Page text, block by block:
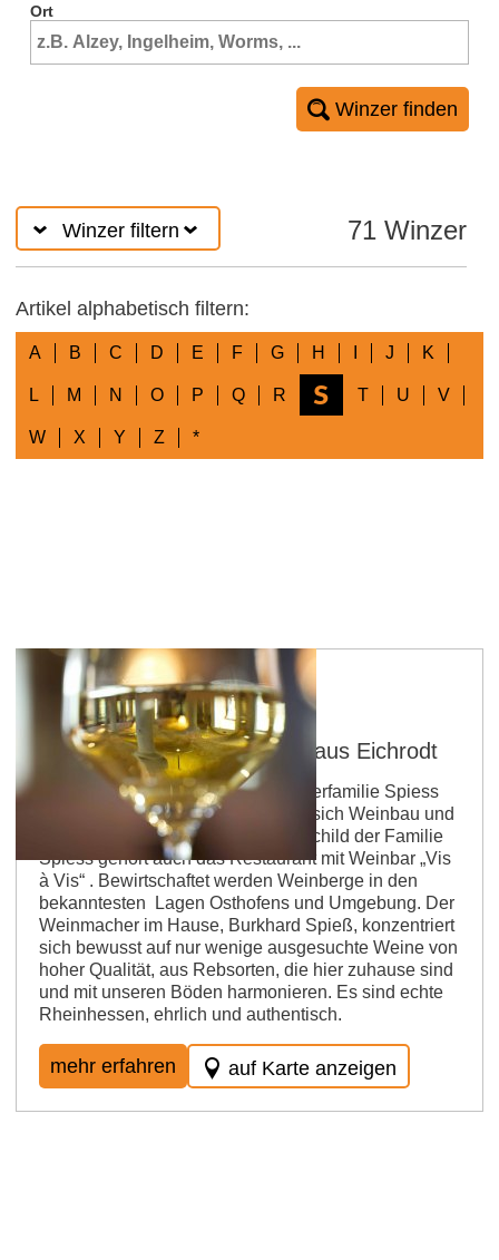
Ort
Winzer finden
Winzer filtern 71 Winzer
Artikel alphabetisch filtern:
A B C D E F G H J K
L M N O P Q R S T U V
W X Y Z *
SPIESS WEINMACHER - Haus Eichrodt
Ihren Weinbaubetrieb hat die Winzerfamilie Spiess
mitten in Osthofen. Hier verbinden sich Weinbau und
Gastlichkeit, denn zum Aushängeschild der Familie
Spiess gehört auch das Restaurant mit Weinbar „Vis
à Vis“ . Bewirtschaftet werden Weinberge in den
bekanntesten Lagen Osthofens und Umgebung. Der
Weinmacher im Hause, Burkhard Spieß, konzentriert
sich bewusst auf nur wenige ausgesuchte Weine von
hoher Qualität, aus Rebsorten, die hier zuhause sind
und mit unseren Böden harmonieren. Es sind echte
Rheinhessen, ehrlich und authentisch.
mehr erfahren auf Karte anzeigen